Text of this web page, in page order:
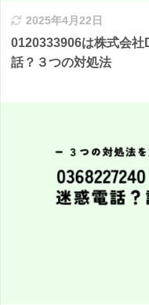
2025年4月22日
0120333906は株式会
話？３つの対処法